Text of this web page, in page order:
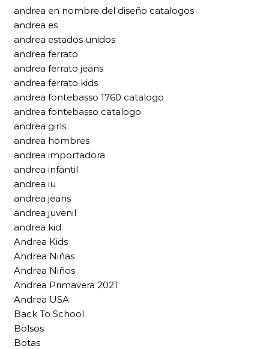
andrea en nombre del diseño catalogos
andrea es
andrea estados unidos
andrea ferrato
andrea ferrato jeans
andrea ferrato kids
andrea fontebasso 1760 catalogo
andrea fontebasso catalogo
andrea girls
andrea hombres
andrea importadora
andrea infantil
andrea iu
andrea jeans
andrea juvenil
andrea kid
Andrea Kids
Andrea Niñas
Andrea Niños
Andrea Primavera 2021
Andrea USA
Back To School
Bolsos
Botas